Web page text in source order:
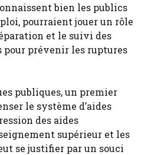
bien les publics
pourraient jouer un rôle
et le suivi des
pour prévenir les ruptures
publiques, un premier
le système d’aides
des aides
supérieur et les
se justifier par un souci